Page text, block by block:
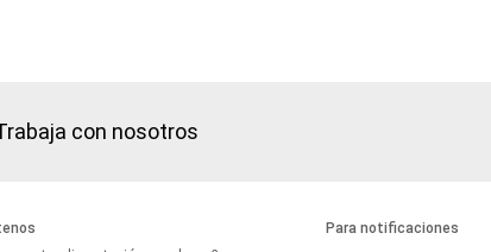
con nosotros
Para notificaciones